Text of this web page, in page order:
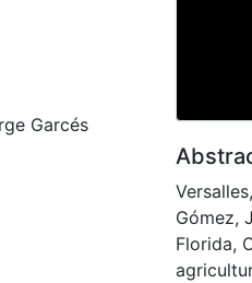
Garcés
Gómez,
Florida,